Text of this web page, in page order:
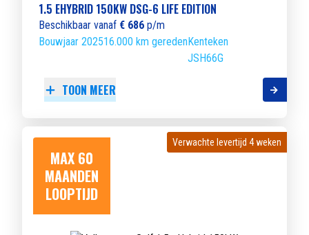
1.5 EHYBRID 150KW DSG-6 LIFE EDITION
Beschikbaar vanaf € 686 p/m
Bouwjaar 202516.000 km geredenKenteken
JSH66G
TOON MEER
MAX 60
MAANDEN
LOOPTIJD
Verwachte levertijd 4 weken
Verwachte levertijd 4 weken